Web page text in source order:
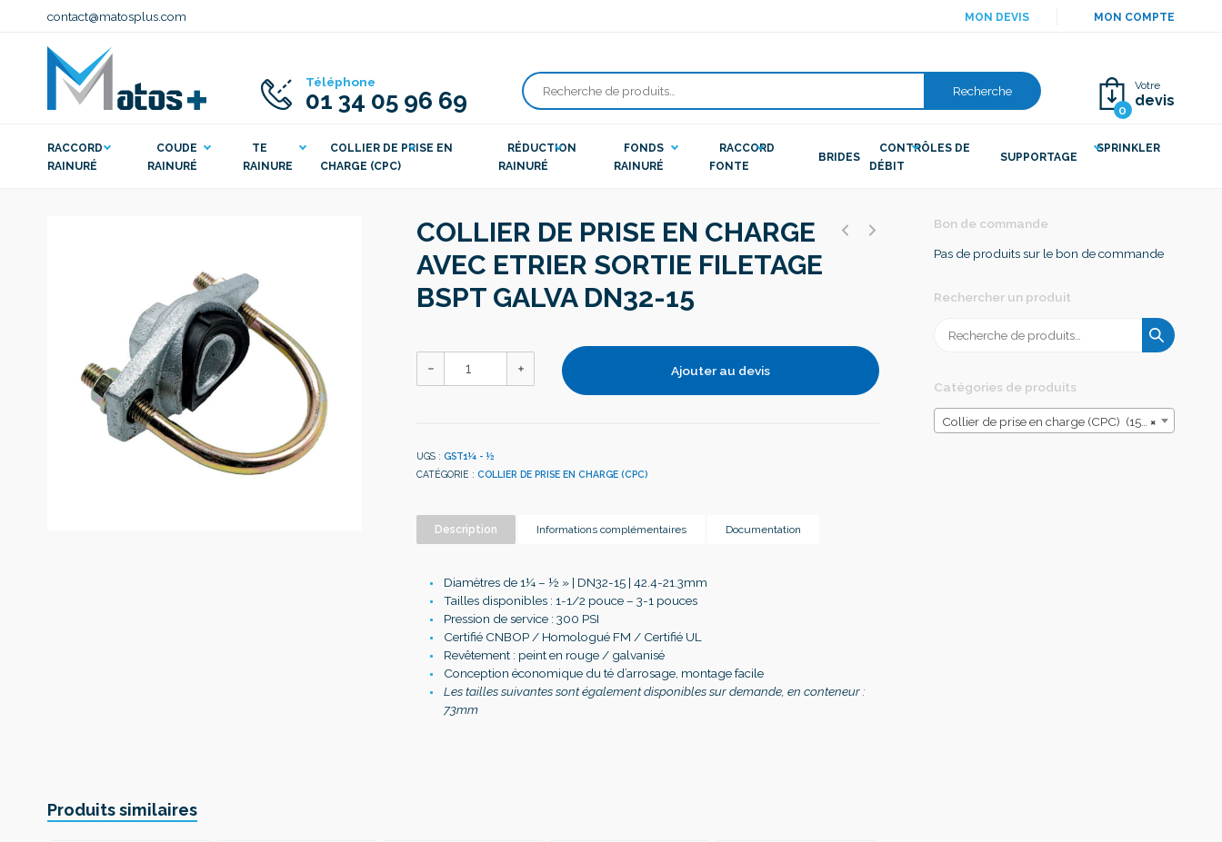
contact@matosplus.com MON DEVIS MON COMPTE
Téléphone
01 34 05 96 69
Recherche
Recherche
0
Votre
devis
RACCORD
RAINURÉ
COUDE
RAINURÉ
TE
RAINURE
COLLIER DE PRISE EN
CHARGE (CPC)
RÉDUCTION
RAINURÉ
FONDS
RAINURÉ
RACCORD
FONTE
BRIDES
CONTRÔLES DE
DÉBIT
SUPPORTAGE
SPRINKLER
COLLIER DE PRISE EN CHARGE
AVEC ETRIER SORTIE FILETAGE
BSPT GALVA DN32-15
Ajouter au devis
UGS :GST1¼ - ½
CATÉGORIE :COLLIER DE PRISE EN CHARGE (CPC)
Description Informations complémentaires Documentation
Diamètres de 1¼ – ½ » | DN32-15 | 42.4-21.3mm
Tailles disponibles : 1-1/2 pouce – 3-1 pouces
Pression de service : 300 PSI
Certifié CNBOP / Homologué FM / Certifié UL
Revêtement : peint en rouge / galvanisé
Conception économique du té d’arrosage, montage facile
Les tailles suivantes sont également disponibles sur demande, en conteneur :
73mm
Produits similaires
Bon de commande
Pas de produits sur le bon de commande
Rechercher un produit
pour :
Catégories de produits
×
Collier de prise en charge (CPC) (152)